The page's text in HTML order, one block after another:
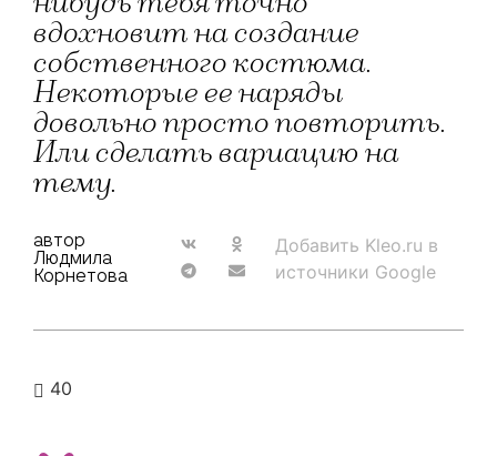
вдохновит на создание
собственного костюма.
Некоторые ее наряды
довольно просто повторить.
Или сделать вариацию на
тему.
автор
Людмила
Корнетова
Добавить Kleo.ru в
источники Google
40